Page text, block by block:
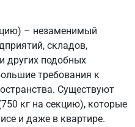
– незаменимый
складов,
других подобных
требования к
Существуют
кг на секцию), которые
и даже в квартире.